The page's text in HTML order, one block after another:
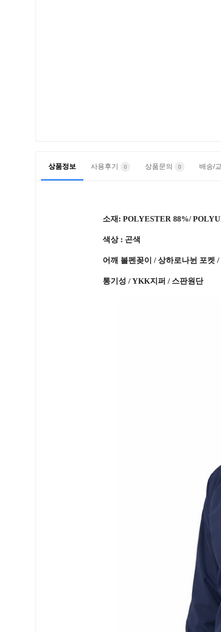
상품정보 사용후기 0 상품문의 0 배송/
소재: POLYESTER 88%/
색상 : 곤색
어깨 볼펜꽂이 / 상하로나뉜 포켓
통기성 / YKK지퍼 / 스판원단